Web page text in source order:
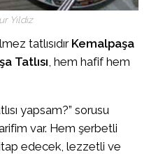
Yıldız
tatlısıdırKemalpaşa
Tatlısı, hem hafif hem
yapsam?” sorusu
var. Hem şerbetli
edecek, lezzetli ve